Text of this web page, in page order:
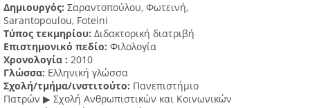
Δημιουργός: Σαραντοπούλου, Φωτεινή,
Sarantopoulou, Foteini
Τύπος τεκμηρίου: Διδακτορική διατριβή
Επιστημονικό πεδίο: Φιλολογία
Χρονολογία : 2010
Γλώσσα: Ελληνική γλώσσα
Σχολή/τμήμα/ινστιτούτο: Πανεπιστήμιο
Πατρών ▶ Σχολή Ανθρωπιστικών και Κοινωνικών